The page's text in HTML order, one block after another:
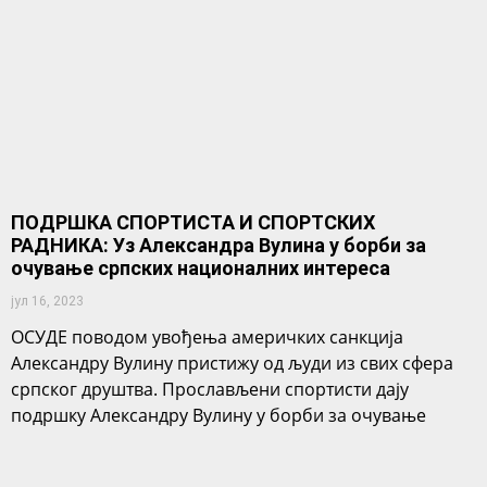
ПОДРШКА СПОРТИСТА И СПОРТСКИХ
РАДНИКА: Уз Александра Вулина у борби за
очување српских националних интереса
јул 16, 2023
ОСУДЕ поводом увођења америчких санкција
Александру Вулину пристижу од људи из свих сфера
српског друштва. Прослављени спортисти дају
подршку Александру Вулину у борби за очување